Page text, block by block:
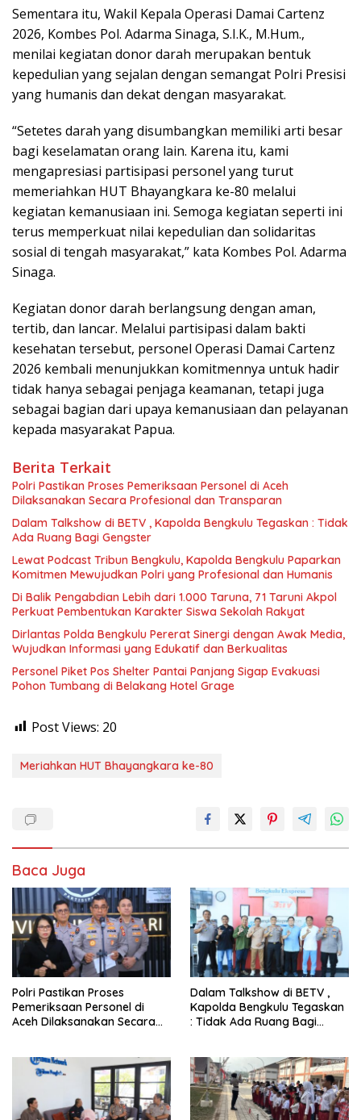
Sementara itu, Wakil Kepala Operasi Damai Cartenz
2026, Kombes Pol. Adarma Sinaga, S.I.K., M.Hum.,
menilai kegiatan donor darah merupakan bentuk
kepedulian yang sejalan dengan semangat Polri Presisi
yang humanis dan dekat dengan masyarakat.
“Setetes darah yang disumbangkan memiliki arti besar
bagi keselamatan orang lain. Karena itu, kami
mengapresiasi partisipasi personel yang turut
memeriahkan HUT Bhayangkara ke-80 melalui
kegiatan kemanusiaan ini. Semoga kegiatan seperti ini
terus memperkuat nilai kepedulian dan solidaritas
sosial di tengah masyarakat,” kata Kombes Pol. Adarma
Sinaga.
Kegiatan donor darah berlangsung dengan aman,
tertib, dan lancar. Melalui partisipasi dalam bakti
kesehatan tersebut, personel Operasi Damai Cartenz
2026 kembali menunjukkan komitmennya untuk hadir
tidak hanya sebagai penjaga keamanan, tetapi juga
sebagai bagian dari upaya kemanusiaan dan pelayanan
kepada masyarakat Papua.
Berita Terkait
Polri Pastikan Proses Pemeriksaan Personel di Aceh
Dilaksanakan Secara Profesional dan Transparan
Dalam Talkshow di BETV , Kapolda Bengkulu Tegaskan : Tidak
Ada Ruang Bagi Gengster
Lewat Podcast Tribun Bengkulu, Kapolda Bengkulu Paparkan
Komitmen Mewujudkan Polri yang Profesional dan Humanis
Di Balik Pengabdian Lebih dari 1.000 Taruna, 71 Taruni Akpol
Perkuat Pembentukan Karakter Siswa Sekolah Rakyat
Dirlantas Polda Bengkulu Pererat Sinergi dengan Awak Media,
Wujudkan Informasi yang Edukatif dan Berkualitas
Personel Piket Pos Shelter Pantai Panjang Sigap Evakuasi
Pohon Tumbang di Belakang Hotel Grage
Post Views: 20
Meriahkan HUT Bhayangkara ke-80
Baca Juga
Polri Pastikan Proses
Pemeriksaan Personel di
Aceh Dilaksanakan Secara
Dalam Talkshow di BETV ,
Kapolda Bengkulu Tegaskan
: Tidak Ada Ruang Bagi